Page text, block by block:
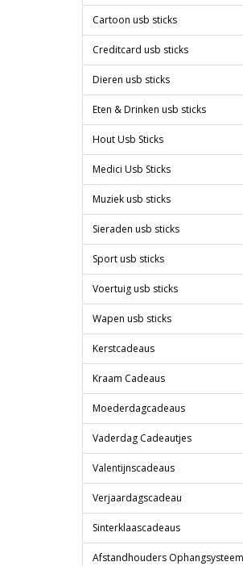
Cartoon usb sticks
Creditcard usb sticks
Dieren usb sticks
Eten & Drinken usb sticks
Hout Usb Sticks
Medici Usb Sticks
Muziek usb sticks
Sieraden usb sticks
Sport usb sticks
Voertuig usb sticks
Wapen usb sticks
Kerstcadeaus
Kraam Cadeaus
Moederdagcadeaus
Vaderdag Cadeautjes
Valentijnscadeaus
Verjaardagscadeau
Sinterklaascadeaus
Afstandhouders Ophangsysteem